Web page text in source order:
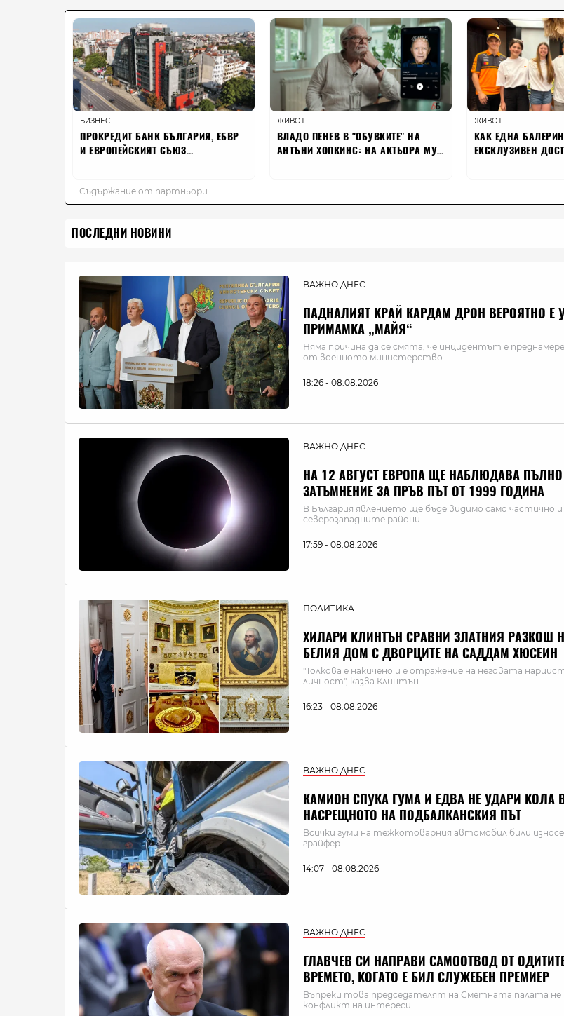
ПОСЛЕДНИ НОВИНИ
ВАЖНО ДНЕС
ПАДНАЛИЯТ КРАЙ КАРДАМ ДРОН ВЕРОЯТНО Е
ПРИМАМКА „МАЙЯ“
Няма причина да се смята, че инцидентът е
от военното министерство
18:26 - 08.08.2026
ВАЖНО ДНЕС
НА 12 АВГУСТ ЕВРОПА ЩЕ НАБЛЮДАВА
ЗАТЪМНЕНИЕ ЗА ПРЪВ ПЪТ ОТ 1999 ГОДИНА
В България явлението ще бъде видимо само частично и
северозападните райони
17:59 - 08.08.2026
ПОЛИТИКА
ХИЛАРИ КЛИНТЪН СРАВНИ ЗЛАТНИЯ РАЗКОШ
БЕЛИЯ ДОМ С ДВОРЦИТЕ НА САДДАМ ХЮСЕИН
"Толкова е накичено и е отражение на неговата
личност", казва Клинтън
16:23 - 08.08.2026
ВАЖНО ДНЕС
КАМИОН СПУКА ГУМА И ЕДВА НЕ УДАРИ КОЛА
НАСРЕЩНОТО НА ПОДБАЛКАНСКИЯ ПЪТ
Всички гуми на тежкотоварния автомобил били
грайфер
14:07 - 08.08.2026
ВАЖНО ДНЕС
ГЛАВЧЕВ СИ НАПРАВИ САМООТВОД ОТ
ВРЕМЕТО, КОГАТО Е БИЛ СЛУЖЕБЕН ПРЕМИЕР
Въпреки това председателят на Сметната палата не
конфликт на интереси